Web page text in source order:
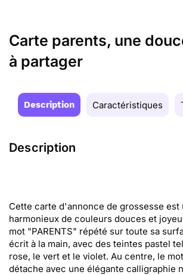
Carte parents, une
à partager
Description Caractéristiques
Description
Cette carte d'annonce de grossesse est
harmonieux de couleurs douces et
mot "PARENTS" répété sur toute sa
écrit à la main, avec des teintes pastel
rose, le vert et le violet. Au centre, le
détache avec une élégante calligraphie